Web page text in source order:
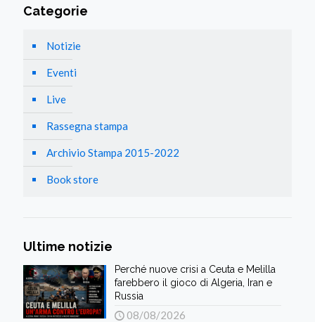
Categorie
Notizie
Eventi
Live
Rassegna stampa
Archivio Stampa 2015-2022
Book store
Ultime notizie
Perché nuove crisi a Ceuta e Melilla
farebbero il gioco di Algeria, Iran e
Russia
08/08/2026